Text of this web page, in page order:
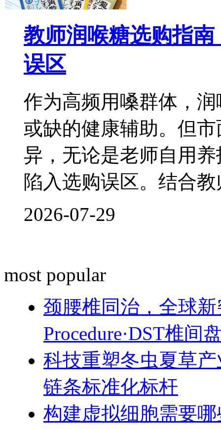
教师润喉糖选购指
误区
作为高频用嗓群体，
或缺的健康辅助。但
异，无论是老师自用
陷入选购误区。结合
2026-07-29
most popular
颈腰椎同治，全球
Procedure·DST椎间
科技重塑冬虫夏草
链条标准化标杆
构建虚拟细胞需要